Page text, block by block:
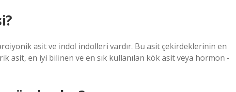
asit ve indol indolleri vardır. Bu asit çekirdeklerinin en
asit, en iyi bilinen ve en sık kullanılan kök asit veya hormon -